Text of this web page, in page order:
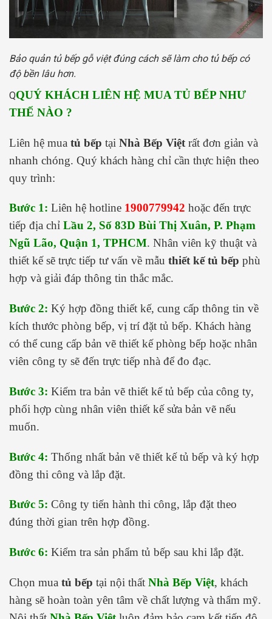
Bảo quản tủ bếp gỗ việt đúng cách sẽ làm cho tủ bếp có
độ bền lâu hơn.
QQUÝ KHÁCH LIÊN HỆ MUA TỦ BẾP NHƯ
THẾ NÀO ?
Liên hệ mua tủ bếp tại Nhà Bếp Việt rất đơn giản và
nhanh chóng. Quý khách hàng chỉ cần thực hiện theo
quy trình:
Bước 1: Liên hệ hotline 1900779942 hoặc đến trực
tiếp địa chỉ Lầu 2, Số 83D Bùi Thị Xuân, P. Phạm
Ngũ Lão, Quận 1, TPHCM. Nhân viên kỹ thuật và
thiết kế sẽ trực tiếp tư vấn về mẫu thiết kế tủ bếp phù
hợp và giải đáp thông tin thắc mắc.
Bước 2: Ký hợp đồng thiết kế, cung cấp thông tin về
kích thước phòng bếp, vị trí đặt tủ bếp. Khách hàng
có thể cung cấp bản vẽ thiết kế phòng bếp hoặc nhân
viên công ty sẽ đến trực tiếp nhà để đo đạc.
Bước 3: Kiểm tra bản vẽ thiết kế tủ bếp của công ty,
phối hợp cùng nhân viên thiết kế sửa bản vẽ nếu
muốn.
Bước 4: Thống nhất bản vẽ thiết kế tủ bếp và ký hợp
đồng thi công và lắp đặt.
Bước 5: Công ty tiến hành thi công, lắp đặt theo
đúng thời gian trên hợp đồng.
Bước 6: Kiểm tra sản phẩm tủ bếp sau khi lắp đặt.
Chọn mua tủ bếp tại nội thất Nhà Bếp Việt, khách
hàng sẽ hoàn toàn yên tâm về chất lượng và thẩm mỹ.